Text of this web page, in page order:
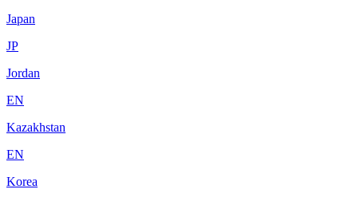
Japan
JP
Jordan
EN
Kazakhstan
EN
Korea